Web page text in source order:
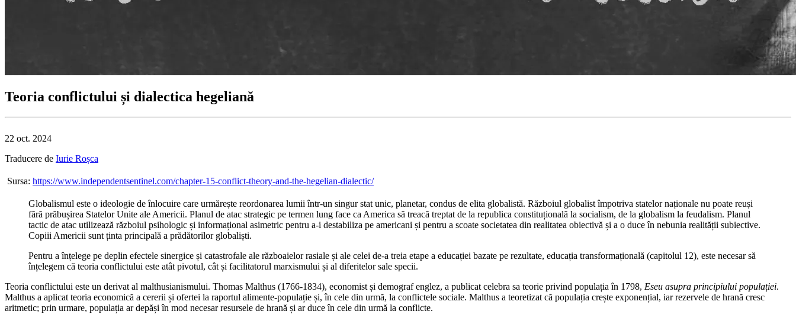
Teoria conflictului și dialectica hegeliană
22 oct. 2024
Traducere de Iurie Roșca
Sursa: https://www.independentsentinel.com/chapter-15-conflict-theory-and-the-hegelian-dialectic/
Globalismul este o ideologie de înlocuire care urmărește reordonarea lumii într-un singur stat unic, planetar, condus de elita globalistă. Războiul globalist împotriva statelor naționale nu poate reuși
fără prăbușirea Statelor Unite ale Americii. Planul de atac strategic pe termen lung face ca America să treacă treptat de la republica constituțională la socialism, de la globalism la feudalism. Planul
tactic de atac utilizează războiul psihologic și informațional asimetric pentru a-i destabiliza pe americani și pentru a scoate societatea din realitatea obiectivă și a o duce în nebunia realității subiective.
Copiii Americii sunt ținta principală a prădătorilor globaliști.
Pentru a înțelege pe deplin efectele sinergice și catastrofale ale războaielor rasiale și ale celei de-a treia etape a educației bazate pe rezultate, educația transformațională (capitolul 12), este necesar să
înțelegem că teoria conflictului este atât pivotul, cât și facilitatorul marxismului și al diferitelor sale specii.
Teoria conflictului este un derivat al malthusianismului. Thomas Malthus (1766-1834), economist și demograf englez, a publicat celebra sa teorie privind populația în 1798, Eseu asupra principiului populației.
Malthus a aplicat teoria economică a cererii și ofertei la raportul alimente-populație și, în cele din urmă, la conflictele sociale. Malthus a teoretizat că populația crește exponențial, iar rezervele de hrană cresc
aritmetic; prin urmare, populația ar depăși în mod necesar resursele de hrană și ar duce în cele din urmă la conflicte.